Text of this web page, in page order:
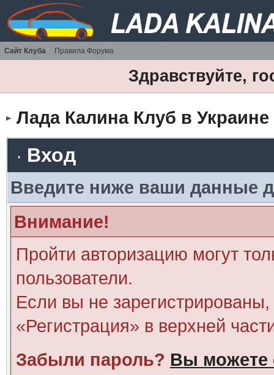
Сайт Клуба Правила Форума
Здравствуйте,
Лада Калина Клуб в Украине
Вход
Введите ниже ваши данные
Внимание!
Пройти авторизацию могут
пользователи.
Если вы не
«Регистрация» в верхней
Забыли пароль? Вы можете